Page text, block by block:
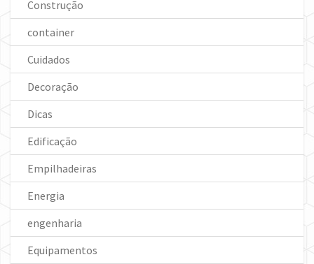
Construção
container
Cuidados
Decoração
Dicas
Edificação
Empilhadeiras
Energia
engenharia
Equipamentos